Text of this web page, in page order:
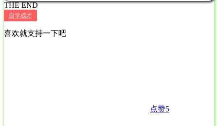
THE END
自学成才
喜欢就支持一下吧
点赞5